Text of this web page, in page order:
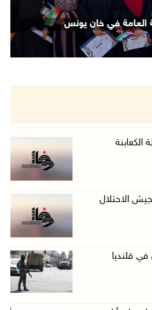
على ضرورة ت ...
ع ...
الا ...
من الزفا ...
من قرية ...
تكريم متفوقين بالثانوية
الكعابنة
الاحتلال
قلنديا